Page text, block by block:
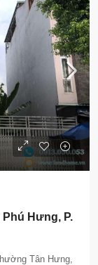
Hưng, P.
Tân Hưng,